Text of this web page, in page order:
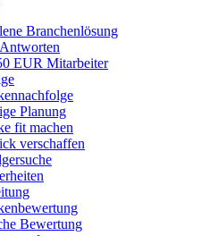
Branchenlösung
EUR Mitarbeiter
Planung
fit machen
verschaffen
Bewertung